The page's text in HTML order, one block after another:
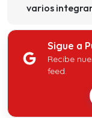
varios
Sigue a
Recibe
feed.